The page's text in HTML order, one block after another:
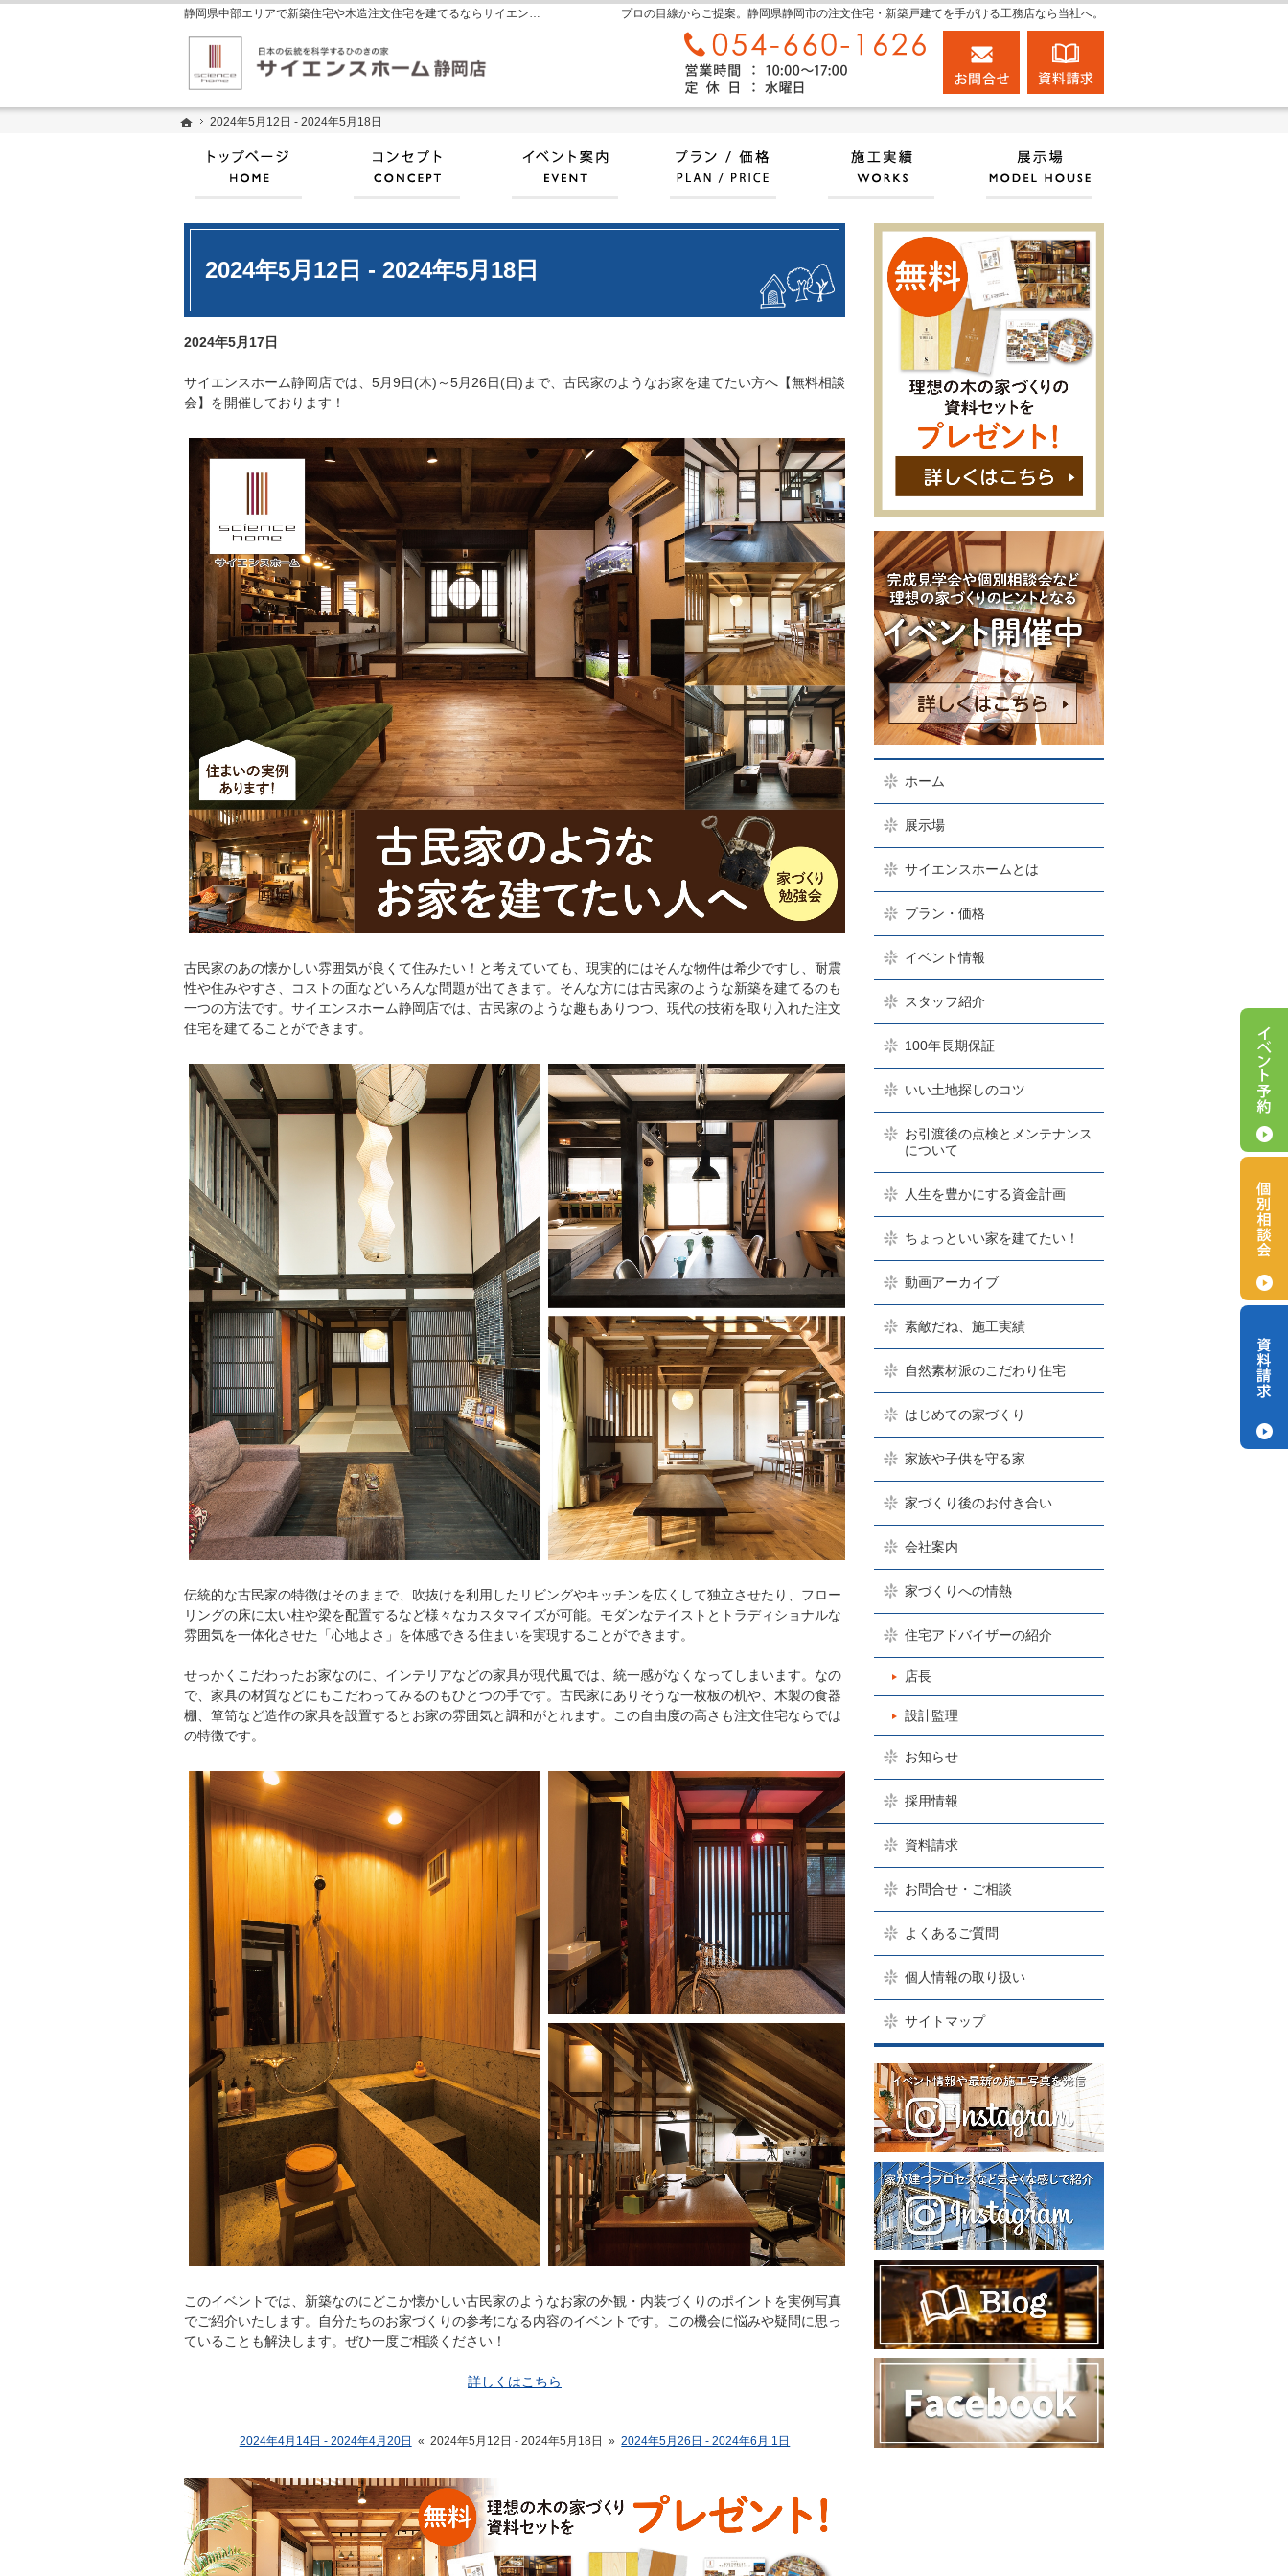
ホーム
2024年5月12日 - 2024年5月18日
2024年5月12日 - 2024年5月18日
プロの目線からご提案。静岡県静岡市の注文住宅・新築戸建てを手がける工務店なら当社へ。
静岡県中部エリアで新築住宅や木造注文住宅を建てるならサイエンスホーム静岡店へ 良質な国産ひのきを使用した「木の家」を1,000万円台～で建てられます
2024年5月17日
古民家のようなお家を建てたい方へ★
サイエンスホーム静岡店では、5月9日(木)～5月26日(日)まで、古民家のようなお家を建てたい方へ【無料相談
会】を開催しております！
古民家のあの懐かしい雰囲気が良くて住みたい！と考えていても、現実的にはそんな物件は希少ですし、耐震
性や住みやすさ、コストの面などいろんな問題が出てきます。そんな方には古民家のような新築を建てるのも
一つの方法です。サイエンスホーム静岡店では、古民家のような趣もありつつ、現代の技術を取り入れた注文
住宅を建てることができます。
伝統的な古民家の特徴はそのままで、吹抜けを利用したリビングやキッチンを広くして独立させたり、フロー
リングの床に太い柱や梁を配置するなど様々なカスタマイズが可能。モダンなテイストとトラディショナルな
雰囲気を一体化させた「心地よさ」を体感できる住まいを実現することができます。
せっかくこだわったお家なのに、インテリアなどの家具が現代風では、統一感がなくなってしまいます。なの
で、家具の材質などにもこだわってみるのもひとつの手です。古民家にありそうな一枚板の机や、木製の食器
棚、箪笥など造作の家具を設置するとお家の雰囲気と調和がとれます。この自由度の高さも注文住宅ならでは
の特徴です。
このイベントでは、新築なのにどこか懐かしい古民家のようなお家の外観・内装づくりのポイントを実例写真
でご紹介いたします。自分たちのお家づくりの参考になる内容のイベントです。この機会に悩みや疑問に思っ
ていることも解決します。ぜひ一度ご相談ください！
詳しくはこちら
2024年4月14日 - 2024年4月20日 « 2024年5月12日 - 2024年5月18日 » 2024年5月26日 - 2024年6月 1日
ホーム
展示場
サイエンスホームとは
プラン・価格
イベント情報
スタッフ紹介
100年長期保証
いい土地探しのコツ
お引渡後の点検とメンテナンス
について
人生を豊かにする資金計画
ちょっといい家を建てたい！
動画アーカイブ
素敵だね、施工実績
自然素材派のこだわり住宅
はじめての家づくり
家族や子供を守る家
家づくり後のお付き合い
会社案内
家づくりへの情熱
住宅アドバイザーの紹介
店長
設計監理
お知らせ
採用情報
資料請求
お問合せ・ご相談
よくあるご質問
個人情報の取り扱い
サイトマップ
054-660-1626
営業時間10:00～17:00 定休日：水曜日
ホーム
2024年5月12日 - 2024年5月18日